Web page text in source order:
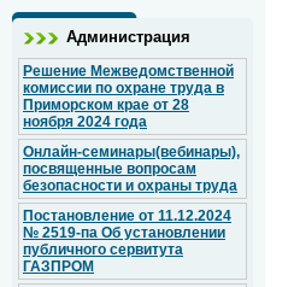
Администрация
Решение Межведомственной
комиссии по охране труда в
Приморском крае от 28
ноября 2024 года
Онлайн-семинары(вебинары),
посвященные вопросам
безопасности и охраны труда
Постановление от 11.12.2024
№ 2519-па Об установлении
публичного сервитута
ГАЗПРОМ